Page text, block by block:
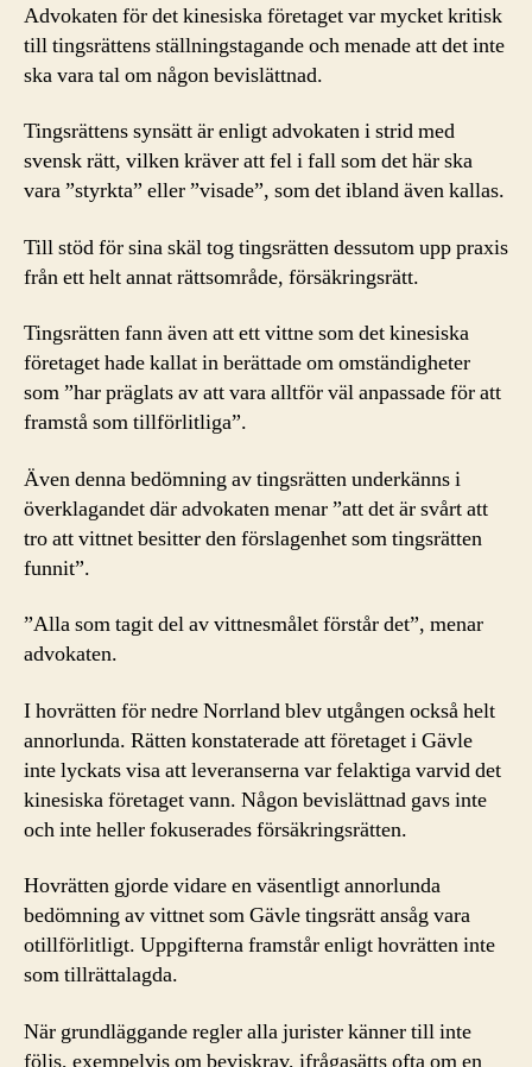
Advokaten för det kinesiska företaget var mycket kritisk
till tingsrättens ställningstagande och menade att det inte
ska vara tal om någon bevislättnad.
Tingsrättens synsätt är enligt advokaten i strid med
svensk rätt, vilken kräver att fel i fall som det här ska
vara ”styrkta” eller ”visade”, som det ibland även kallas.
Till stöd för sina skäl tog tingsrätten dessutom upp praxis
från ett helt annat rättsområde, försäkringsrätt.
Tingsrätten fann även att ett vittne som det kinesiska
företaget hade kallat in berättade om omständigheter
som ”har präglats av att vara alltför väl anpassade för att
framstå som tillförlitliga”.
Även denna bedömning av tingsrätten underkänns i
överklagandet där advokaten menar ”att det är svårt att
tro att vittnet besitter den förslagenhet som tingsrätten
funnit”.
”Alla som tagit del av vittnesmålet förstår det”, menar
advokaten.
I hovrätten för nedre Norrland blev utgången också helt
annorlunda. Rätten konstaterade att företaget i Gävle
inte lyckats visa att leveranserna var felaktiga varvid det
kinesiska företaget vann. Någon bevislättnad gavs inte
och inte heller fokuserades försäkringsrätten.
Hovrätten gjorde vidare en väsentligt annorlunda
bedömning av vittnet som Gävle tingsrätt ansåg vara
otillförlitligt. Uppgifterna framstår enligt hovrätten inte
som tillrättalagda.
När grundläggande regler alla jurister känner till inte
följs, exempelvis om beviskrav, ifrågasätts ofta om en